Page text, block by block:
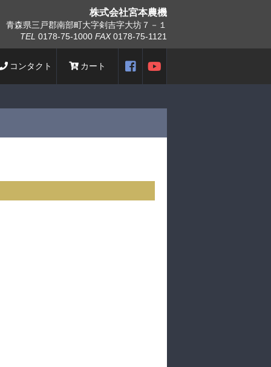
株式会社宮本農機
青森県三戸郡南部町大字剣吉字大坊７－１
TEL 0178-75-1000 FAX 0178-75-1121
コンタクト カート